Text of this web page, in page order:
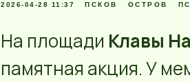
2026-04-28 11:37 ПСКОВ ОСТРОВ
На площади Клавы
памятная акция. У